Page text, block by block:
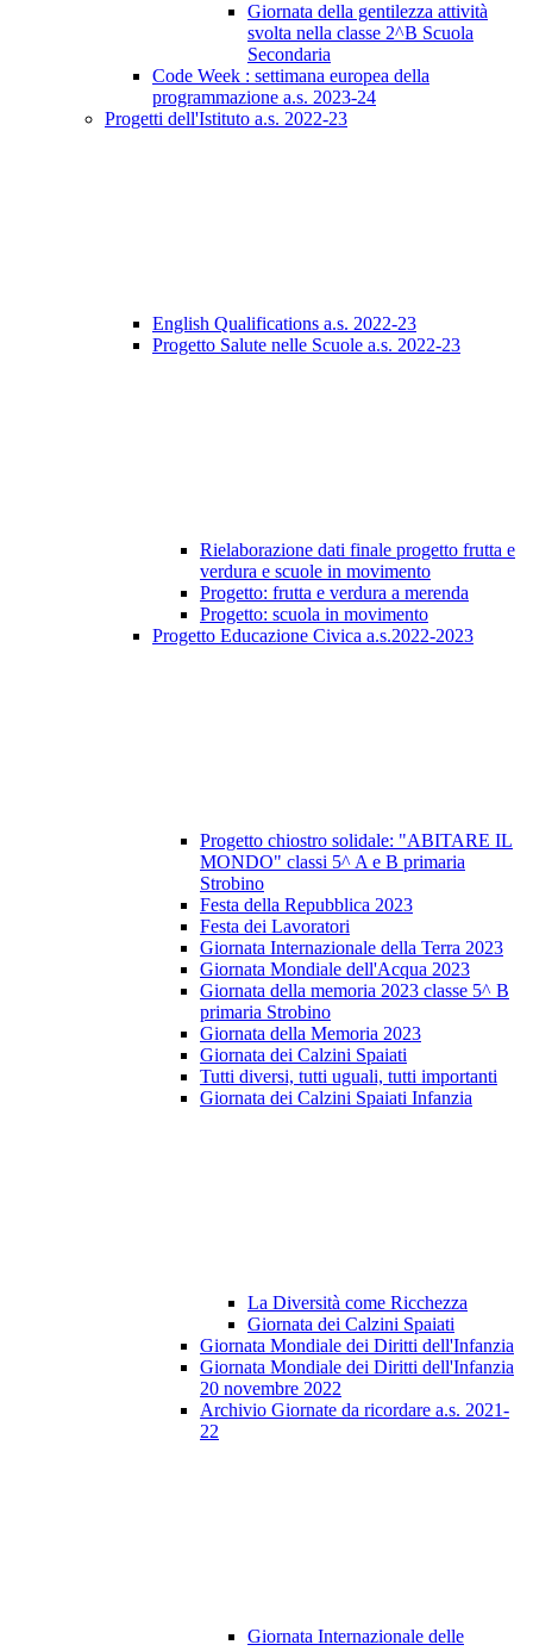
Giornata della gentilezza attività
svolta nella classe 2^B Scuola
Secondaria
Code Week : settimana europea della
programmazione a.s. 2023-24
Progetti dell'Istituto a.s. 2022-23
English Qualifications a.s. 2022-23
Progetto Salute nelle Scuole a.s. 2022-23
Rielaborazione dati finale progetto frutta e
verdura e scuole in movimento
Progetto: frutta e verdura a merenda
Progetto: scuola in movimento
Progetto Educazione Civica a.s.2022-2023
Progetto chiostro solidale: "ABITARE IL
MONDO" classi 5^ A e B primaria
Strobino
Festa della Repubblica 2023
Festa dei Lavoratori
Giornata Internazionale della Terra 2023
Giornata Mondiale dell'Acqua 2023
Giornata della memoria 2023 classe 5^ B
primaria Strobino
Giornata della Memoria 2023
Giornata dei Calzini Spaiati
Tutti diversi, tutti uguali, tutti importanti
Giornata dei Calzini Spaiati Infanzia
La Diversità come Ricchezza
Giornata dei Calzini Spaiati
Giornata Mondiale dei Diritti dell'Infanzia
Giornata Mondiale dei Diritti dell'Infanzia
20 novembre 2022
Archivio Giornate da ricordare a.s. 2021-
22
Giornata Internazionale delle